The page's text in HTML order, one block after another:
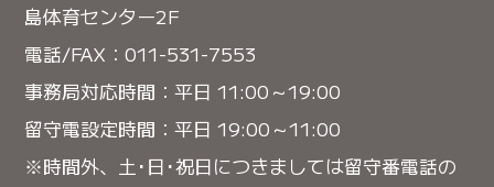
島体育センター2F
電話/FAX：011-531-7553
事務局対応時間：平日 11:00～19:00
留守電設定時間：平日 19:00～11:00
※時間外、土･日･祝日につきましては留守番電話の